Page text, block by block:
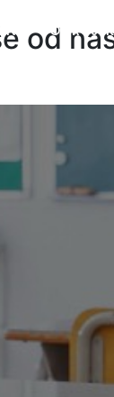
O
od